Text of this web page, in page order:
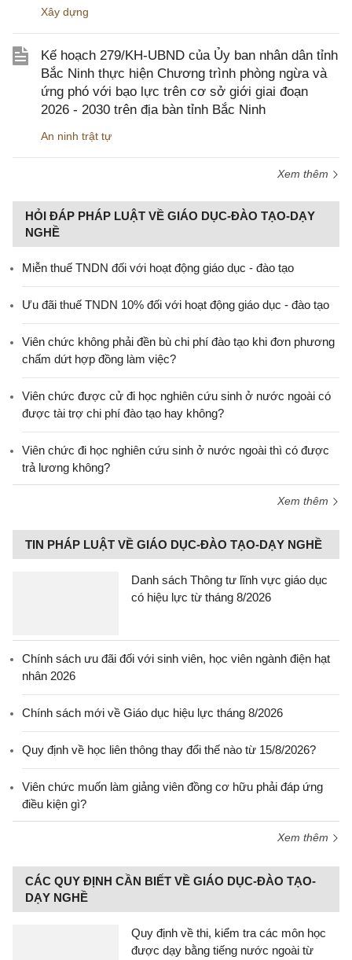
Xây dựng
Kế hoạch 279/KH-UBND của Ủy ban nhân dân tỉnh
Bắc Ninh thực hiện Chương trình phòng ngừa và
ứng phó với bạo lực trên cơ sở giới giai đoạn
2026 - 2030 trên địa bàn tỉnh Bắc Ninh
An ninh trật tự
Xem thêm
HỎI ĐÁP PHÁP LUẬT VỀ GIÁO DỤC-ĐÀO TẠO-DẠY
NGHỀ
Miễn thuế TNDN đối với hoạt động giáo dục - đào tạo
Ưu đãi thuế TNDN 10% đối với hoạt động giáo dục - đào tạo
Viên chức không phải đền bù chi phí đào tạo khi đơn phương
chấm dứt hợp đồng làm việc?
Viên chức được cử đi học nghiên cứu sinh ở nước ngoài có
được tài trợ chi phí đào tạo hay không?
Viên chức đi học nghiên cứu sinh ở nước ngoài thì có được
trả lương không?
Xem thêm
TIN PHÁP LUẬT VỀ GIÁO DỤC-ĐÀO TẠO-DẠY NGHỀ
Danh sách Thông tư lĩnh vực giáo dục
có hiệu lực từ tháng 8/2026
Chính sách ưu đãi đối với sinh viên, học viên ngành điện hạt
nhân 2026
Chính sách mới về Giáo dục hiệu lực tháng 8/2026
Quy định về học liên thông thay đổi thế nào từ 15/8/2026?
Viên chức muốn làm giảng viên đồng cơ hữu phải đáp ứng
điều kiện gì?
Xem thêm
CÁC QUY ĐỊNH CẦN BIẾT VỀ GIÁO DỤC-ĐÀO TẠO-
DẠY NGHỀ
Quy định về thi, kiểm tra các môn học
được dạy bằng tiếng nước ngoài từ